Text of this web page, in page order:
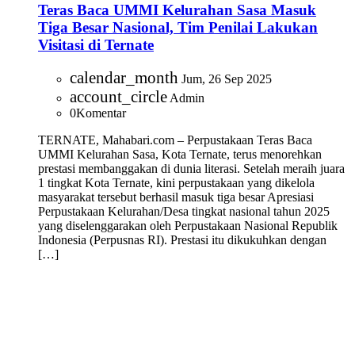
Teras Baca UMMI Kelurahan Sasa Masuk
Tiga Besar Nasional, Tim Penilai Lakukan
Visitasi di Ternate
calendar_month Jum, 26 Sep 2025
account_circle Admin
0Komentar
TERNATE, Mahabari.com – Perpustakaan Teras Baca
UMMI Kelurahan Sasa, Kota Ternate, terus menorehkan
prestasi membanggakan di dunia literasi. Setelah meraih juara
1 tingkat Kota Ternate, kini perpustakaan yang dikelola
masyarakat tersebut berhasil masuk tiga besar Apresiasi
Perpustakaan Kelurahan/Desa tingkat nasional tahun 2025
yang diselenggarakan oleh Perpustakaan Nasional Republik
Indonesia (Perpusnas RI). Prestasi itu dikukuhkan dengan
[…]